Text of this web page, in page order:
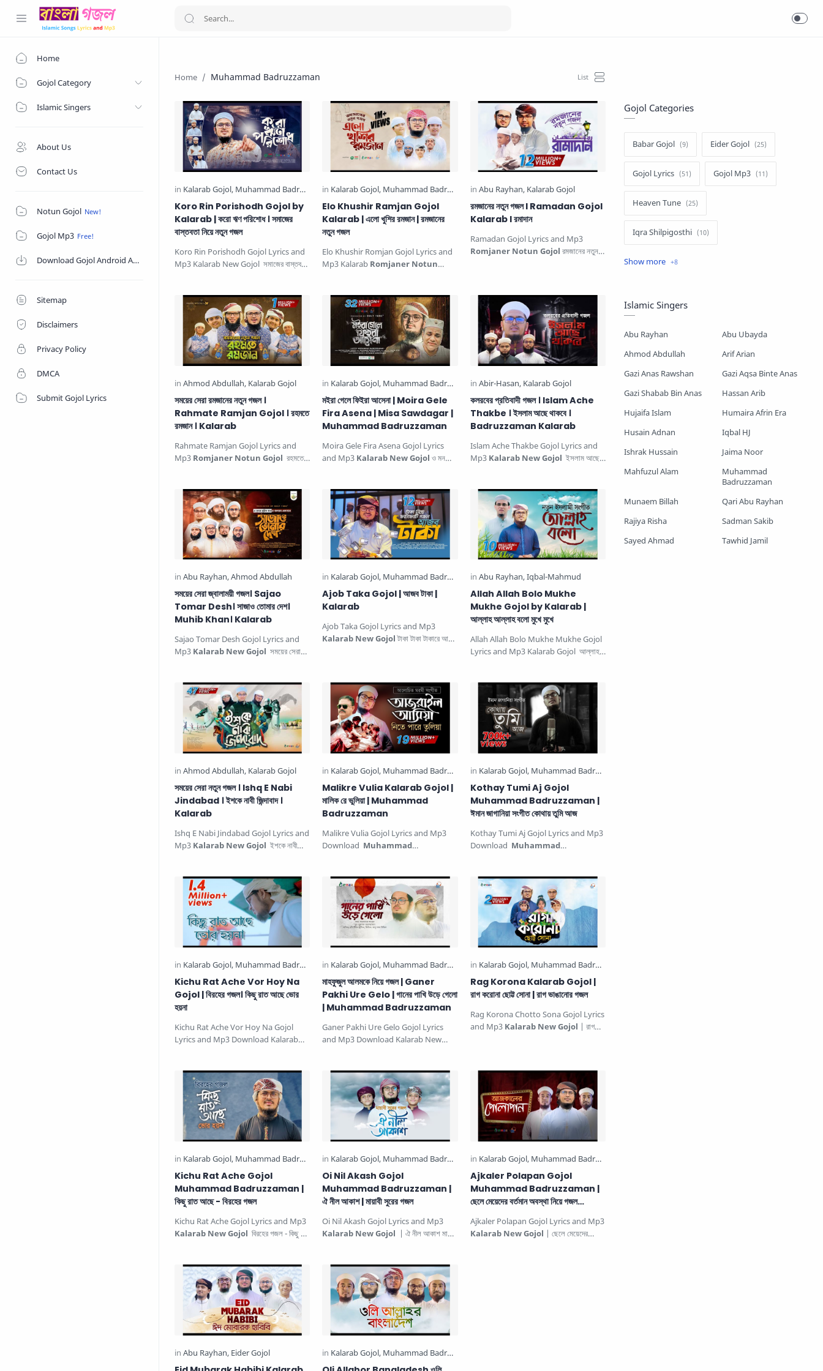
Home
Gojol Category
Islamic Singers
About Us
Contact Us
Notun Gojol
Gojol Mp3
Download Gojol Android App on Google Play Store
Sitemap
Disclaimers
Privacy Policy
DMCA
Submit Gojol Lyrics
Muhammad Badruzzaman
Koro Rin Porishodh Gojol by
Kalarab | করো ঋণ পরিশোধ । সমাজের
বাস্তবতা নিয়ে নতুন গজল
Koro Rin Porishodh Gojol Lyrics and
Mp3 Kalarab New Gojol সমাজের বাস্তবতা
Elo Khushir Ramjan Gojol
Kalarab | এলো খুশির রমজান | রমজানের
নতুন গজল
Elo Khushir Romjan Gojol Lyrics and
Mp3 Kalarab Romjaner Notun
রমজানের নতুন গজল l Ramadan Gojol
Kalarab l রমাদান
Ramadan Gojol Lyrics and Mp3
Romjaner Notun Gojol রমজানের নতুন
সময়ের সেরা রমজানের নতুন গজল ।
Rahmate Ramjan Gojol । রহমতে
রমজান । Kalarab
Rahmate Ramjan Gojol Lyrics and
Mp3 Romjaner Notun Gojol রহমতে
মইরা গেলে ফিইরা আসেনা | Moira Gele
Fira Asena | Misa Sawdagar |
Muhammad Badruzzaman
Moira Gele Fira Asena Gojol Lyrics
and Mp3 Kalarab New Gojol ও মন
কলরবের প্রতিবাদী গজল । Islam Ache
Thakbe । ইসলাম আছে থাকবে ।
Badruzzaman Kalarab
Islam Ache Thakbe Gojol Lyrics and
Mp3 Kalarab New Gojol ইসলাম আছে
সময়ের সেরা জ্বালাময়ী গজল। Sajao
Tomar Desh। সাজাও তোমার দেশ।
Muhib Khan। Kalarab
Sajao Tomar Desh Gojol Lyrics and
Mp3 Kalarab New Gojol সময়ের সেরা
Ajob Taka Gojol | আজব টাকা |
Kalarab
Ajob Taka Gojol Lyrics and Mp3
Kalarab New Gojolটাকা টাকা টাকারে আজব
Allah Allah Bolo Mukhe
Mukhe Gojol by Kalarab |
আল্লাহ আল্লাহ বলো মুখে মুখে
Allah Allah Bolo Mukhe Mukhe Gojol
Lyrics and Mp3 Kalarab Gojol আল্লাহ
সময়ের সেরা নতুন গজল । Ishq E Nabi
Jindabad । ইশকে নাবী জিন্দাবাদ ।
Kalarab
Ishq E Nabi Jindabad Gojol Lyrics and
Mp3 Kalarab New Gojol ইশকে নাবী
Malikre Vulia Kalarab Gojol |
মালিক রে ভুলিয়া | Muhammad
Badruzzaman
Malikre Vulia Gojol Lyrics and Mp3
Download Muhammad
Kothay Tumi Aj Gojol
Muhammad Badruzzaman |
ঈমান জাগানিয়া সংগীত কোথায় তুমি আজ
Kothay Tumi Aj Gojol Lyrics and Mp3
Download Muhammad
Kichu Rat Ache Vor Hoy Na
Gojol | বিরহের গজল। কিছু রাত আছে ভোর
হয়না
Kichu Rat Ache Vor Hoy Na Gojol
Lyrics and Mp3 Download Kalarab
মাহফুজুল আলমকে নিয়ে গজল | Ganer
Pakhi Ure Gelo | গানের পাখি উড়ে গেলো
| Muhammad Badruzzaman
Ganer Pakhi Ure Gelo Gojol Lyrics
and Mp3 Download Kalarab New
Rag Korona Kalarab Gojol |
রাগ করোনা ছোট্ট সোনা | রাগ ভাঙানোর গজল
Rag Korona Chotto Sona Gojol Lyrics
and Mp3 Kalarab New Gojol
Kichu Rat Ache Gojol
Muhammad Badruzzaman |
কিছু রাত আছে - বিরহের গজল
Kichu Rat Ache Gojol Lyrics and Mp3
Kalarab New Gojol বিরহের গজল - কিছু রাত
Oi Nil Akash Gojol
Muhammad Badruzzaman |
ঐ নীল আকাশ | মায়াবী সুরের গজল
Oi Nil Akash Gojol Lyrics and Mp3
Kalarab New Gojol | ঐ নীল আকাশ মায়াবী
Ajkaler Polapan Gojol
Muhammad Badruzzaman |
ছেলে মেয়েদের বর্তমান অবস্থা নিয়ে গজল
Ajkaler Polapan Gojol Lyrics and Mp3
Kalarab New Gojol
Gojol Categories
Babar Gojol Eider Gojol
Gojol Lyrics Gojol Mp3
Heaven Tune
Iqra Shilpigosthi
Islamic Story
Saimum-Shilpigosthi
Shopnoshiri
Islamic Singers
Abu Rayhan
Abu Ubayda
Ahmod Abdullah
Arif Arian
Gazi Anas Rawshan
Gazi Aqsa Binte Anas
Gazi Shabab Bin Anas
Hassan Arib
Hujaifa Islam
Humaira Afrin Era
Husain Adnan
Iqbal HJ
Ishrak Hussain
Jaima Noor
Mahfuzul Alam
Muhammad
Badruzzaman
Munaem Billah
Qari Abu Rayhan
Rajiya Risha
Sadman Sakib
Sayed Ahmad
Tawhid Jamil